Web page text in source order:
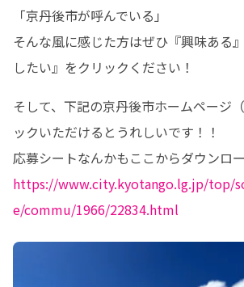
「京丹後市が呼んでいる」
そんな風に感じた方はぜひ『興味ある
したい』をクリックください！
そして、下記の京丹後市ホームページ
ックいただけるとうれしいです！！
https://www.city.kyotango.lg.jp/top/
e/commu/1966/22834.html